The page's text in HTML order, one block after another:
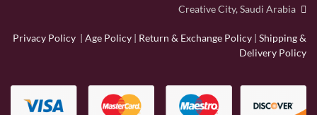
Privacy Policy | Age Policy | Return & Exchange Policy | Shipping &
Delivery Policy